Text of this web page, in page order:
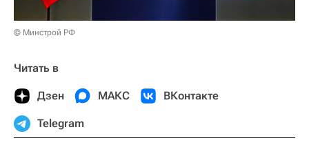
© Минстрой РФ
Читать в
Дзен МАКС ВКонтакте
Telegram